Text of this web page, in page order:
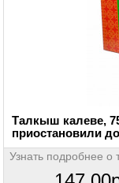
Талкыш калеве,
приостановили
Узнать подробнее о